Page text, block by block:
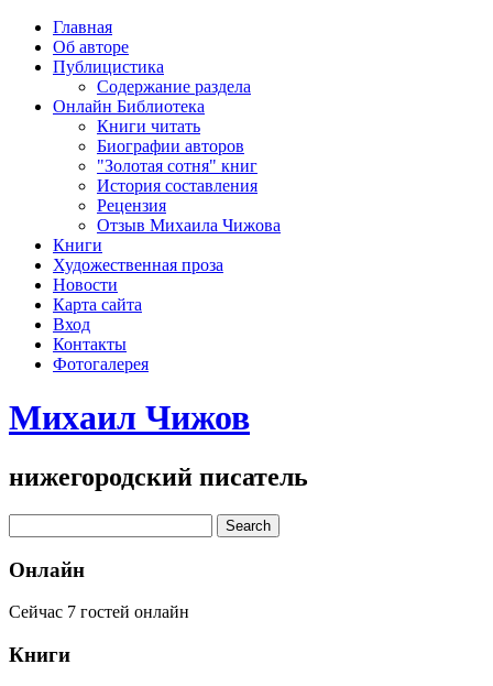
Главная
Об авторе
Публицистика
Содержание раздела
Онлайн Библиотека
Книги читать
Биографии авторов
"Золотая сотня" книг
История составления
Рецензия
Отзыв Михаила Чижова
Книги
Художественная проза
Новости
Карта сайта
Вход
Контакты
Фотогалерея
Михаил Чижов
нижегородский писатель
Онлайн
Сейчас 7 гостей онлайн
Книги